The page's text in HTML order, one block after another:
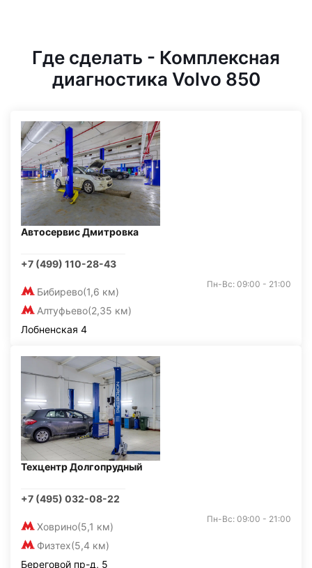
Где сделать - Комплексная
диагностика Volvo 850
Автосервис Дмитровка
+7 (499) 110-28-43
Бибирево(1,6 км)
Алтуфьево(2,35 км)
Пн-Вс: 09:00 - 21:00
Лобненская 4
Техцентр Долгопрудный
+7 (495) 032-08-22
Ховрино(5,1 км)
Физтех(5,4 км)
Пн-Вс: 09:00 - 21:00
Береговой пр-д, 5